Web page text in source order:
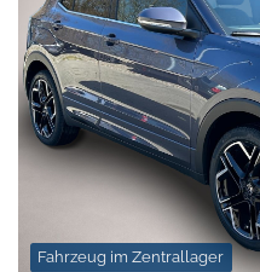
Fahrzeug im Zentrallager